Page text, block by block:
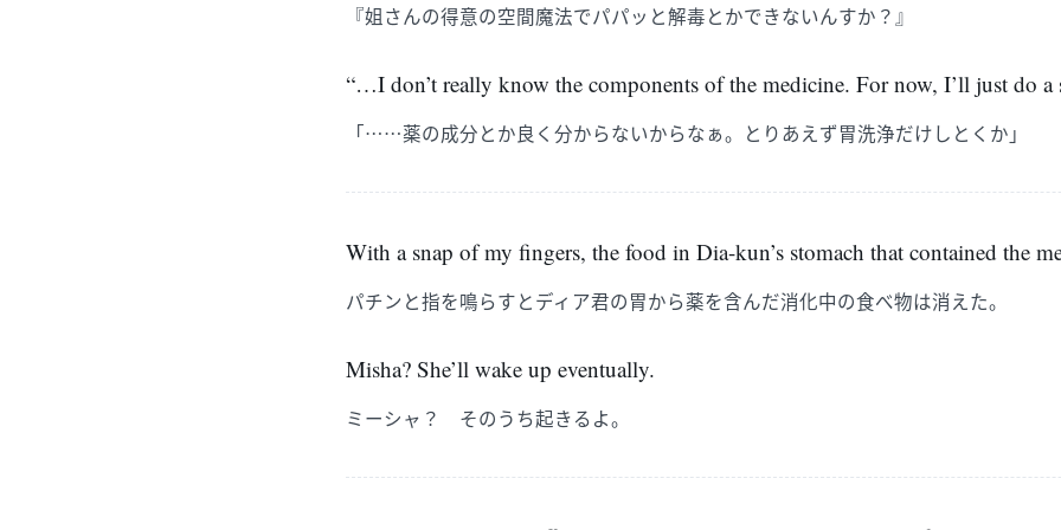
『姐さんの得意の空間魔法でパパッと解毒とかできないんすか？』
“…I don’t really know the components of the medicine. For now, I’ll just do a
「……薬の成分とか良く分からないからなぁ。とりあえず胃洗浄だけしとくか」
With a snap of my fingers, the food in Dia-kun’s stomach that contained the
パチンと指を鳴らすとディア君の胃から薬を含んだ消化中の食べ物は消えた。
Misha? She’ll wake up eventually.
ミーシャ？ そのうち起きるよ。